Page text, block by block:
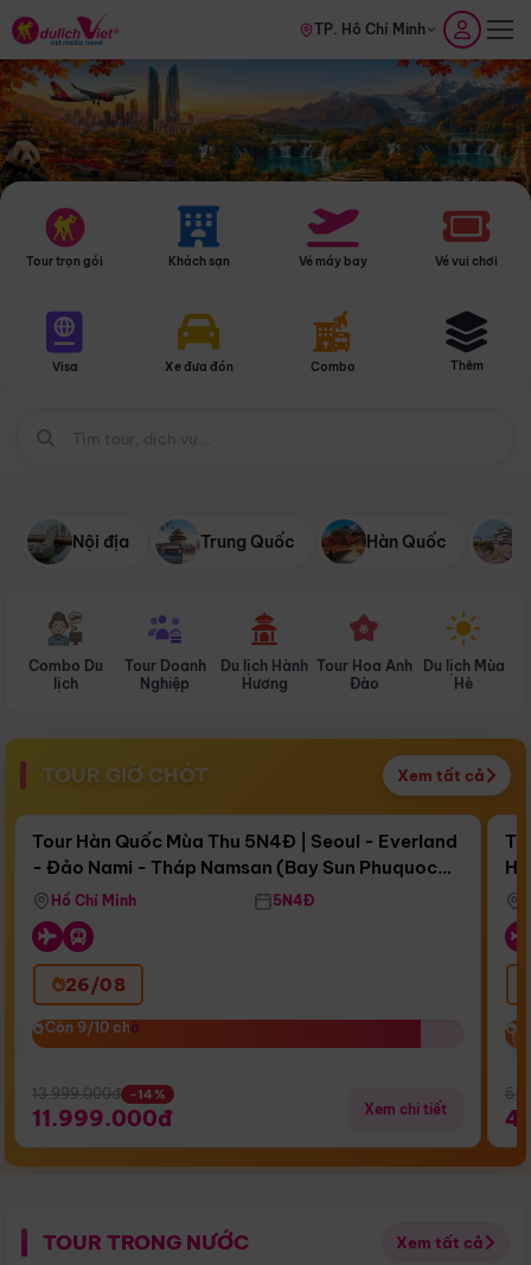
TP. Hồ Chí Minh
Tour trọn gói Khách sạn Vé máy bay Vé vui chơi
Visa Xe đưa đón Combo Thêm
Nội địa Trung Quốc Hàn Quốc
Combo Du
lịch
Tour Doanh
Nghiệp
Du lịch Hành
Hương
Tour Hoa Anh
Đào
Du lịch Mùa
Hè
TOUR GIỜ CHÓT Xem tất cả
Còn16 ngày 15:51:42
Bay Sun Phuquoc Airways
Điểm nổi bật
Tour Hàn Quốc Mùa Thu 5N4Đ | Seoul - Everland
- Đảo Nami - Tháp Namsan (Bay Sun Phuquoc
Airways)
Hồ Chí Minh 5N4Đ
26/08
Còn 9/10 chỗ
Còn 9/10 chỗ
13.999.000đ -14%
11.999.000đ Xem chi tiết
TOUR TRONG NƯỚC Xem tất cả
Điểm nổi bật